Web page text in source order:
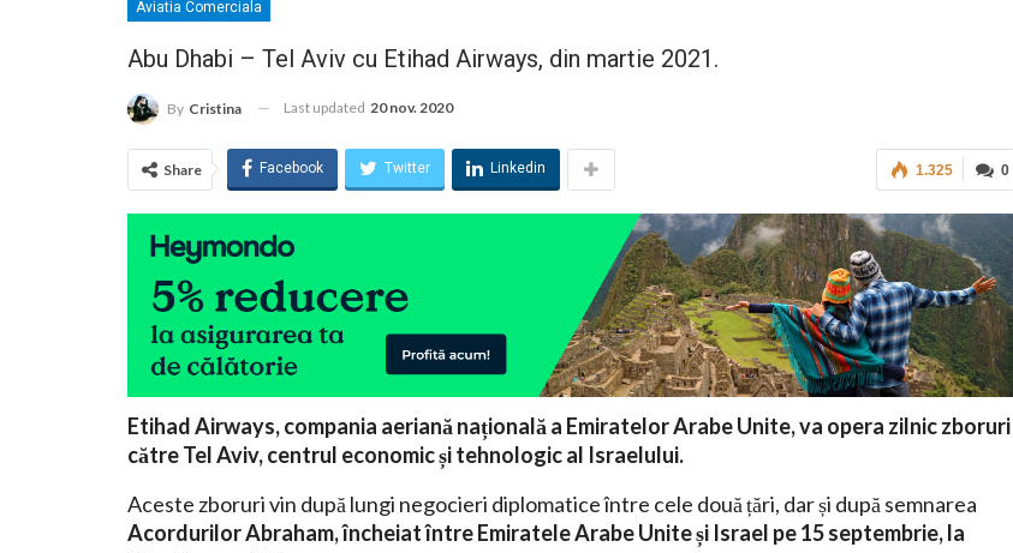
Aviatia Comerciala
Abu Dhabi – Tel Aviv cu Etihad Airways, din martie 2021.
By Cristina Last updated 20 nov. 2020
0
1.325
Share Facebook Twitter Linkedin
Etihad Airways, compania aeriană națională a Emiratelor Arabe Unite, va opera zilnic zboruri
către Tel Aviv, centrul economic și tehnologic al Israelului.
Aceste zboruri vin după lungi negocieri diplomatice între cele două țări, dar și după semnarea
Acordurilor Abraham, încheiat între Emiratele Arabe Unite și Israel pe 15 septembrie, la